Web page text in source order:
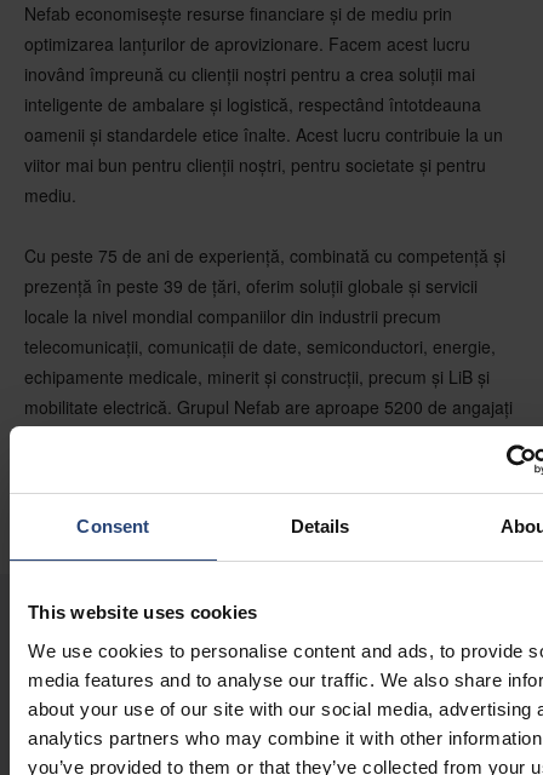
Consent Details
This website uses cookies
We use cookies to personalise content and ads, to provide
media features and to analyse our traffic. We also share
about your use of our site with our social media, advertising
analytics partners who may combine it with other
you’ve provided to them or that they’ve collected from your
Nefab economisește resurse financiare și de mediu prin
optimizarea lanțurilor de aprovizionare. Facem acest lucru
inovând împreună cu clienții noștri pentru a crea soluții mai
inteligente de ambalare și logistică, respectând întotdeauna
oamenii și standardele etice înalte. Acest lucru contribuie la un
viitor mai bun pentru clienții noștri, pentru societate și pentru
mediu.
Cu peste 75 de ani de experiență, combinată cu competență și
prezență în peste 39 de țări, oferim soluții globale și servicii
locale la nivel mondial companiilor din industrii precum
telecomunicații, comunicații de date, semiconductori, energie,
echipamente medicale, minerit și construcții, precum și LiB și
mobilitate electrică. Grupul Nefab are aproape 5200 de angajați
holding privată din cadrul ecosistemului Wallenberg.
ULTIMELE NOASTRE ȘTIRI ȘI INFORMAȚII
2026.07.30
Modificări în Consiliul de